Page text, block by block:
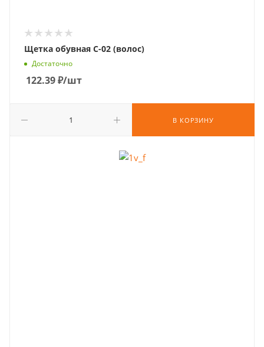
Щетка обувная С-02 (волос)
Достаточно
122.39₽/шт
В КОРЗИНУ